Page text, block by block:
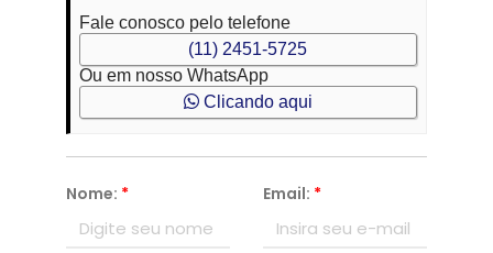
Fale conosco pelo telefone
(11) 2451-5725
Ou em nosso WhatsApp
Clicando aqui
Nome: * Email: *